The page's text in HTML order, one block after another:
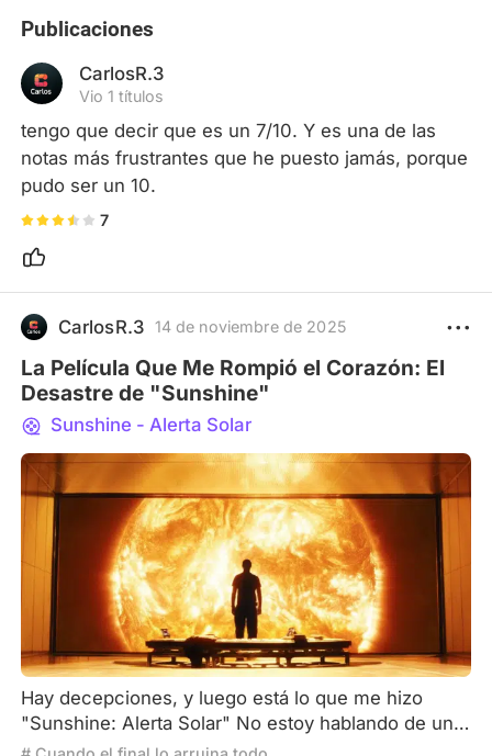
Publicaciones
CarlosR.3
Vio 1 títulos
tengo que decir que es un 7/10. Y es una de las
notas más frustrantes que he puesto jamás, porque
pudo ser un 10.
7
CarlosR.3 14 de noviembre de 2025
La Película Que Me Rompió el Corazón: El
Desastre de "Sunshine"
Sunshine - Alerta Solar
Hay decepciones, y luego está lo que me hizo
"Sunshine: Alerta Solar" No estoy hablando de una
película mala. Las películas malas se olvidan. Estoy